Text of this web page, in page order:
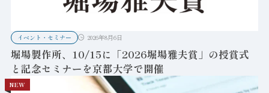
イベント・セミナー 2026年8月6日
堀場製作所、10/15に「2026堀場雅夫賞」の授賞式
と記念セミナーを京都大学で開催
NEW